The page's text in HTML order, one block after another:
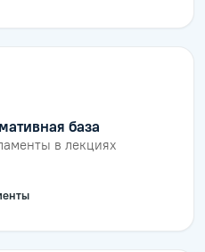
база
в лекциях